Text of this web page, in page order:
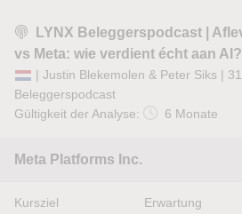
LYNX Beleggerspodcast |
vs Meta: wie verdient écht aan AI?
| Justin Blekemolen & Peter Siks |
Beleggerspodcast
Gültigkeit der Analyse:
6 Monate
Meta Platforms Inc.
Kursziel
Erwartung